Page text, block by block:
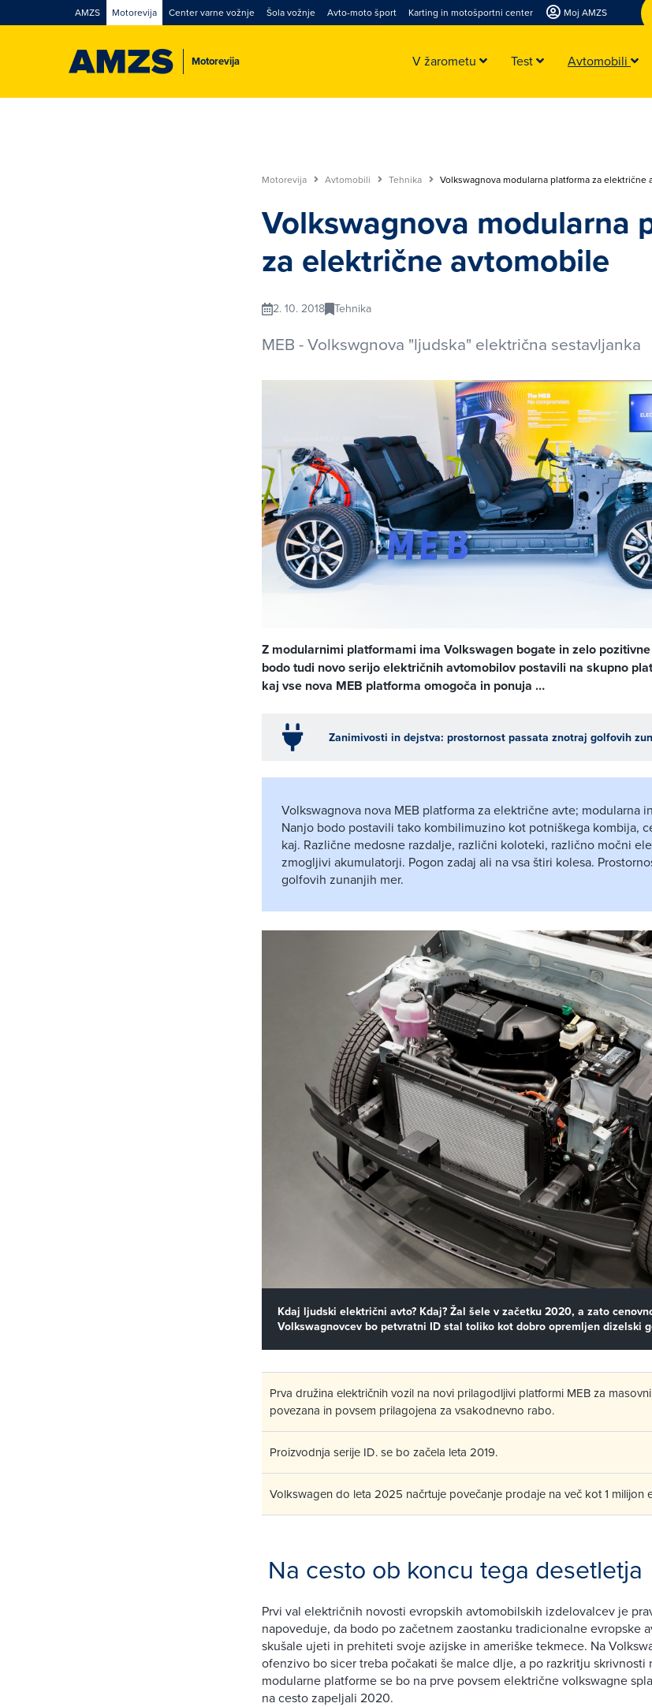
Motorevija
AMZS Motorevija Center varne vožnje Šola vožnje Avto-moto šport Karting in motošportni center Moj AMZS
V žarometu Test Avtomobili
Motorevija Avtomobili Tehnika Volkswagnova modularna platforma za električne
Volkswagnova modularna
za električne avtomobile
2. 10. 2018 Tehnika
MEB - Volkswgnova "ljudska" električna sestavljanka
Z modularnimi platformami ima Volkswagen bogate in zelo
bodo tudi novo serijo električnih avtomobilov postavili na skupno
kaj vse nova MEB platforma omogoča in ponuja …
Zanimivosti in dejstva: prostornost passata znotraj golfovih
Volkswagnova nova MEB platforma za električne avte; modularna
Nanjo bodo postavili tako kombilimuzino kot potniškega kombija,
kaj. Različne medosne razdalje, različni koloteki, različno močni
zmogljivi akumulatorji. Pogon zadaj ali na vsa štiri kolesa.
golfovih zunanjih mer.
Kdaj ljudski električni avto? Kdaj? Žal šele v začetku 2020, a zato
Volkswagnovcev bo petvratni ID stal toliko kot dobro opremljen dizelski
Prva družina električnih vozil na novi prilagodljivi platformi MEB za
povezana in povsem prilagojena za vsakodnevno rabo.
Proizvodnja serije ID. se bo začela leta 2019.
Volkswagen do leta 2025 načrtuje povečanje prodaje na več kot 1 milijon
Na cesto ob koncu tega desetletja
Prvi val električnih novosti evropskih avtomobilskih izdelovalcev je
napoveduje, da bodo po začetnem zaostanku tradicionalne evropske
skušale ujeti in prehiteti svoje azijske in ameriške tekmece. Na
ofenzivo bo sicer treba počakati še malce dlje, a po razkritju
modularne platforme se bo na prve povsem električne volkswagne
na cesto zapeljali 2020.